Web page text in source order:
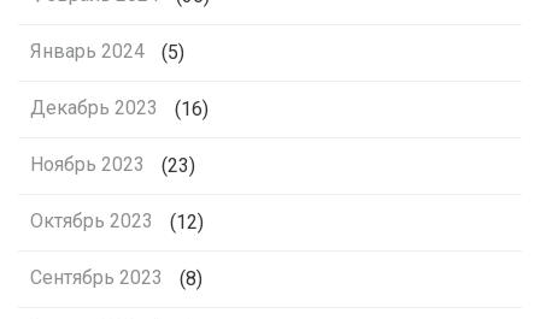
Январь 2024 (5)
Декабрь 2023 (16)
Ноябрь 2023 (23)
Октябрь 2023 (12)
Сентябрь 2023 (8)